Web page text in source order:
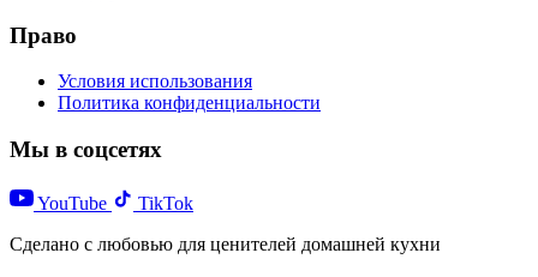
Право
Условия использования
Политика конфиденциальности
Мы в соцсетях
YouTube
TikTok
Сделано с любовью для ценителей домашней кухни